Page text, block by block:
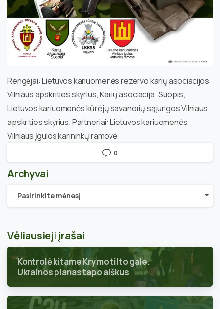
Rengėjai: Lietuvos kariuomenės rezervo karių asociacijos
Vilniaus apskrities skyrius, Karių asociacija „Suopis”,
Lietuvos kariuomenės kūrėjų savanorių sąjungos Vilniaus
apskrities skyrius. Partneriai: Lietuvos kariuomenės
Vilniaus įgulos karininkų ramovė
0
Archyvai
Archyvai
Pasirinkite mėnesį
Vėliausieji įrašai
Kontrolė kitame Krymo tilto gale.
Ukrainos planas tapo aiškus